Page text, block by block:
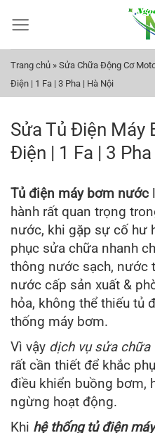
qua
nội
dung
Trang chủ » Sửa Chữa Động Cơ
Điện | 1 Fa | 3 Pha | Hà Nội
Sửa Tủ Điện Máy
Điện | 1 Fa | 3
Tủ điện máy bơm nước
hành rất quan trọng
nước, khi gặp sự cố hư
phục sửa chữa nhanh
thông nước sạch, nước
nước cấp sản xuất &
hỏa, không thể thiếu tủ
thống máy bơm.
Vì vậy dịch vụ sửa chữa
rất cần thiết để khắc
điều khiển buồng bơm,
ngừng hoạt động.
Khi hệ thống tủ điện